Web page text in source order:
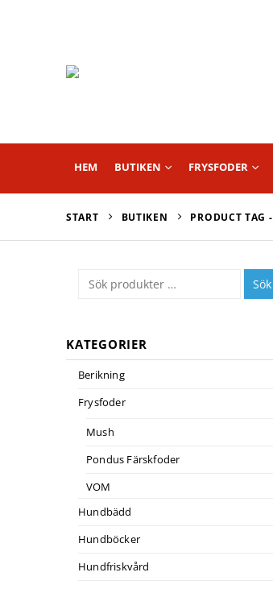
HEM BUTIKEN FRYSFODER
START BUTIKEN PRODUCT TAG -
Sök
KATEGORIER
Berikning
Frysfoder
Mush
Pondus Färskfoder
VOM
Hundbädd
Hundböcker
Hundfriskvård